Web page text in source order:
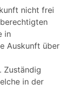
nicht frei
in
Auskunft über
Zuständig
in der